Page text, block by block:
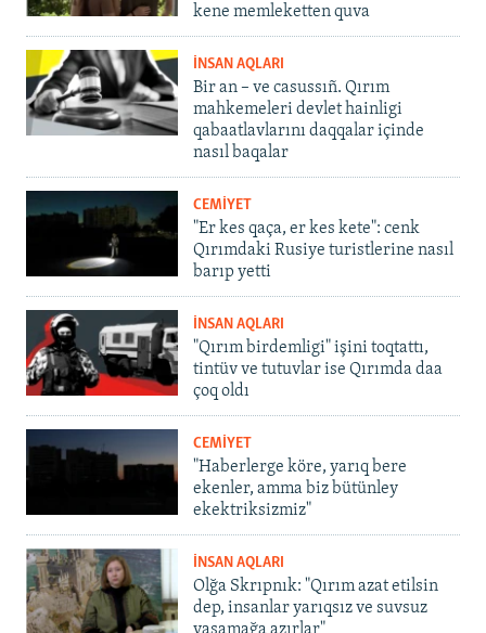
kene memleketten quva
İNSAN AQLARI
Bir an – ve casussıñ. Qırım
mahkemeleri devlet hainligi
qabaatlavlarını daqqalar içinde
nasıl baqalar
CEMİYET
"Er kes qaça, er kes kete": cenk
Qırımdaki Rusiye turistlerine nasıl
barıp yetti
İNSAN AQLARI
"Qırım birdemligi" işini toqtattı,
tintüv ve tutuvlar ise Qırımda daa
çoq oldı
CEMİYET
"Haberlerge köre, yarıq bere
ekenler, amma biz bütünley
ekektriksizmiz"
İNSAN AQLARI
Olğa Skrıpnık: "Qırım azat etilsin
dep, insanlar yarıqsız ve suvsuz